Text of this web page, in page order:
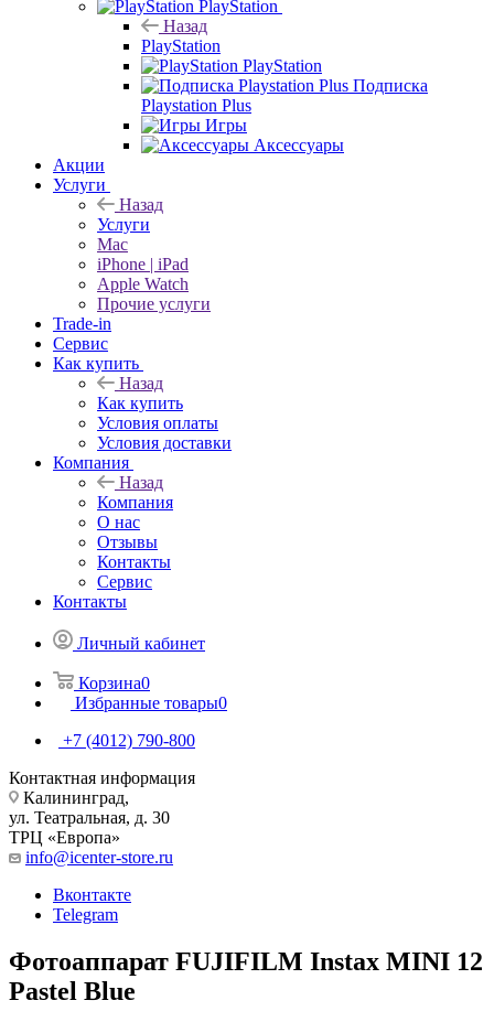
PlayStation
Назад
PlayStation
PlayStation
Подписка
Playstation Plus
Игры
Аксессуары
Акции
Услуги
Назад
Услуги
Mac
iPhone | iPad
Apple Watch
Прочие услуги
Trade-in
Сервис
Как купить
Назад
Как купить
Условия оплаты
Условия доставки
Компания
Назад
Компания
О нас
Отзывы
Контакты
Сервис
Контакты
Личный кабинет
Корзина0
Избранные товары0
+7 (4012) 790-800
Контактная информация
Калининград,
ул. Театральная, д. 30
ТРЦ «Европа»
info@icenter-store.ru
Вконтакте
Telegram
Фотоаппарат FUJIFILM Instax MINI 12
Pastel Blue